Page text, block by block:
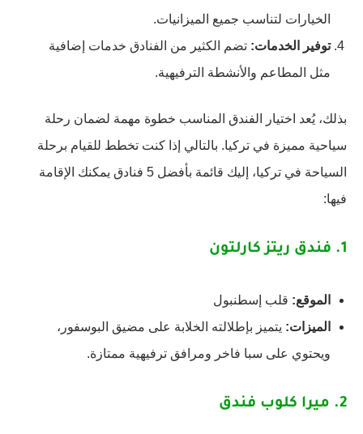
الخيارات لتناسب جميع الميزانيات.
توفير الخدمات: تضم الكثير من الفنادق خدمات إضافية
مثل المطاعم والأنشطة الترفيهية.
بذلك، يُعد اختيار الفندق المناسب خطوة مهمة لضمان رحلة
سياحية مميزة في تركيا. بالتالي إذا كنت تخطط للقيام برحلة
السياحة في تركيا، إليك قائمة بأفضل 5 فنادق يمكنك الإقامة
فيها:
1. فندق ريتز كارلتون
الموقع: قلب إسطنبول
الميزات: يتميز بإطلالته الخلابة على مضيق البوسفور،
ويحتوي على سبا فاخر ومرافق ترفيهية ممتازة.
2. ميرا كلوب فندق